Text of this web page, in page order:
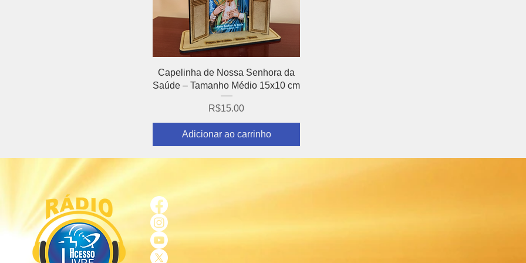
Visualização rápida
Capelinha de Nossa Senhora da
Saúde – Tamanho Médio 15x10 cm
Preço
R$15.00
Adicionar ao carrinho